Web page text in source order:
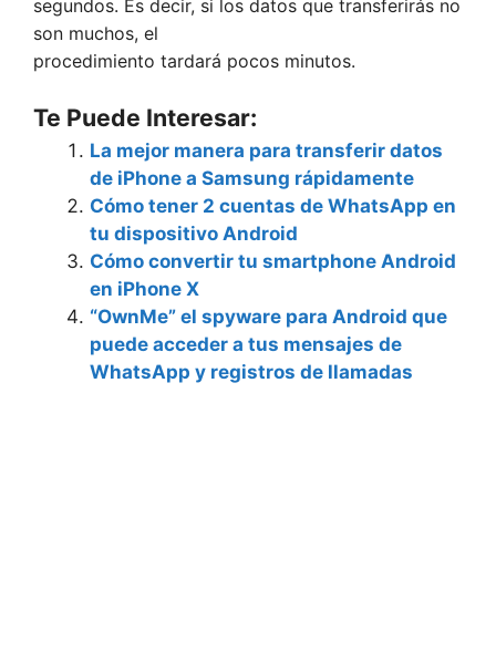
segundos. Es decir, si los datos que transferirás no
son muchos, el
procedimiento tardará pocos minutos.
Te Puede Interesar:
La mejor manera para transferir datos
de iPhone a Samsung rápidamente
Cómo tener 2 cuentas de WhatsApp en
tu dispositivo Android
Cómo convertir tu smartphone Android
en iPhone X
“OwnMe” el spyware para Android que
puede acceder a tus mensajes de
WhatsApp y registros de llamadas